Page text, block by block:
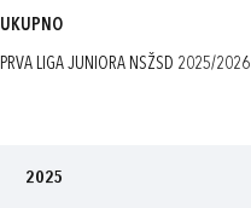
UKUPNO
PRVA LIGA JUNIORA NSŽSD 2025/2026
2025